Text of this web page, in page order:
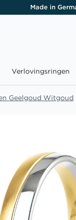
Made in
Verlovingsringen
Geelgoud Witgoud